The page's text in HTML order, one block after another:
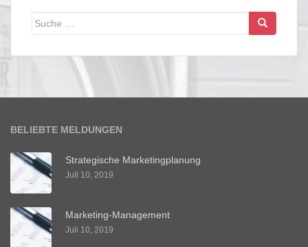
Suche
BELIEBTE MELDUNGEN
Strategische Marketingplanung
Juli 10, 2019
Marketing-Management
Juli 10, 2019